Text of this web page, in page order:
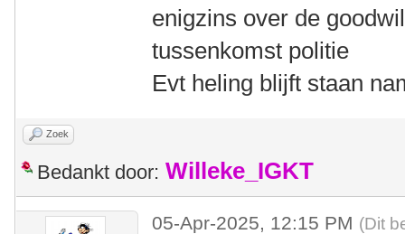
enigzins over de
tussenkomst politie
Evt heling blijft staan
Zoek
Bedankt door: Willeke_IGKT
05-Apr-2025, 12:15 PM (Dit